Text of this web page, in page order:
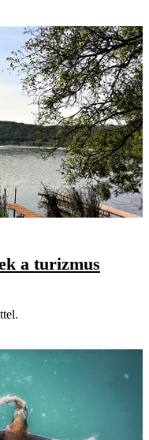
a turizmus